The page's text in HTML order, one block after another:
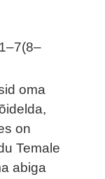
oma
on
Temale
abiga